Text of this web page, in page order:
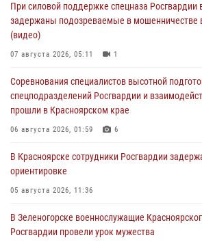
При силовой поддержке спецназа Росгвардии
задержаны подозреваемые в мошенничестве
(видео)
07 августа 2026, 05:11 1
Соревнования специалистов высотной
спецподразделений Росгвардии и
прошли в Красноярском крае
06 августа 2026, 01:59 6
В Красноярске сотрудники Росгвардии
ориентировке
05 августа 2026, 11:36
В Зеленогорске военнослужащие
Росгвардии провели урок мужества